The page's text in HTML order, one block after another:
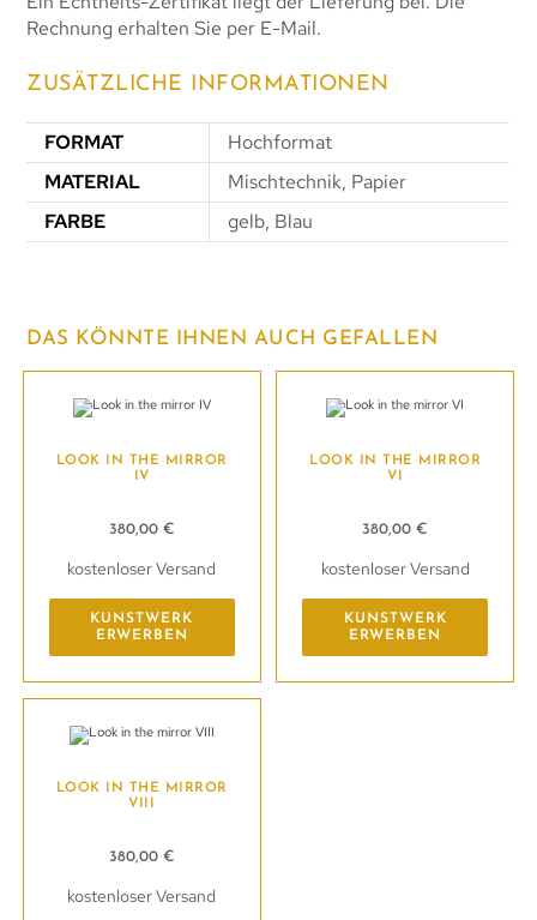
Rechnung erhalten Sie per E-Mail.
ZUSÄTZLICHE INFORMATIONEN
FORMAT
Hochformat
MATERIAL
Mischtechnik, Papier
FARBE
gelb, Blau
DAS KÖNNTE IHNEN AUCH GEFALLEN
LOOK IN THE MIRROR
IV
380,00 €
kostenloser Versand
KUNSTWERK
ERWERBEN
LOOK IN THE MIRROR
VI
380,00€
kostenloser Versand
KUNSTWERK
ERWERBEN
LOOK IN THE MIRROR
VIII
380,00 €
kostenloser Versand